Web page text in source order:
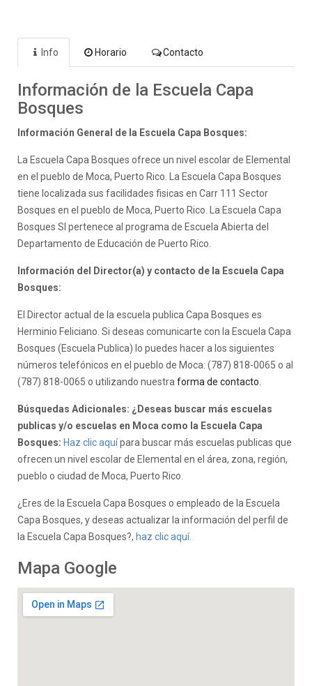
Info Horario Contacto
Información de la Escuela Capa
Bosques
Información General de la Escuela Capa Bosques:
La Escuela Capa Bosques ofrece un nivel escolar de Elemental
en el pueblo de Moca, Puerto Rico. La Escuela Capa Bosques
tiene localizada sus facilidades fisicas en Carr 111 Sector
Bosques en el pueblo de Moca, Puerto Rico. La Escuela Capa
Bosques SI pertenece al programa de Escuela Abierta del
Departamento de Educación de Puerto Rico.
Información del Director(a) y contacto de la Escuela Capa
Bosques:
El Director actual de la escuela publica Capa Bosques es
Herminio Feliciano. Si deseas comunicarte con la Escuela Capa
Bosques (Escuela Publica) lo puedes hacer a los siguientes
números telefónicos en el pueblo de Moca: (787) 818-0065 o al
(787) 818-0065 o utilizando nuestra forma de contacto
Búsquedas Adicionales: ¿Deseas buscar más escuelas
publicas y/o escuelas en Moca como la Escuela Capa
Bosques: Haz clic aquípara buscar más escuelas publicas que
ofrecen un nivel escolar de Elemental en el área, zona, región,
pueblo o ciudad de Moca, Puerto Rico.
¿Eres de la Escuela Capa Bosques o empleado de la Escuela
Capa Bosques, y deseas actualizar la información del perfil de
la Escuela Capa Bosques?, haz clic aquí.
Mapa Google